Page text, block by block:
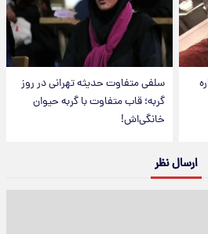
سلفی متفاوت حدیثه تهرانی در روز
گربه؛ قاب متفاوت با گربه حیوان
خانگی‌اش!
ارسال نظر